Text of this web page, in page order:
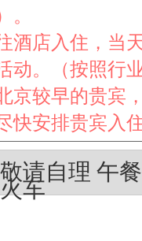
。
酒店入住，当
动。（按照行
京较早的贵宾
快安排贵宾入
请自理 午
车